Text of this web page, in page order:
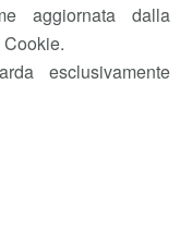
aggiornata dalla
esclusivamente